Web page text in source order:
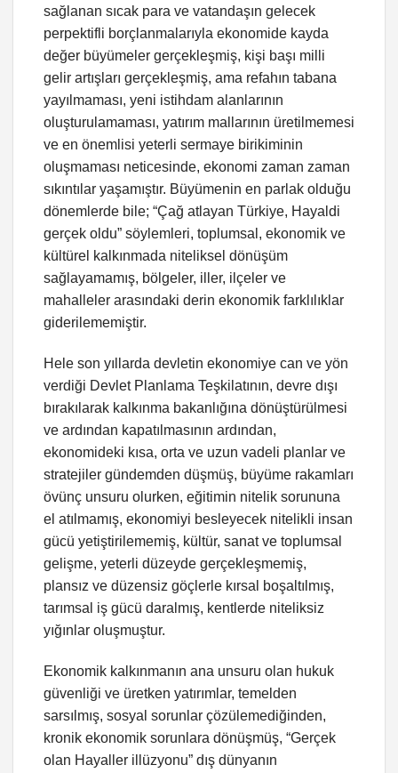
sağlanan sıcak para ve vatandaşın gelecek
perpektifli borçlanmalarıyla ekonomide kayda
değer büyümeler gerçekleşmiş, kişi başı milli
gelir artışları gerçekleşmiş, ama refahın tabana
yayılmaması, yeni istihdam alanlarının
oluşturulamaması, yatırım mallarının üretilmemesi
ve en önemlisi yeterli sermaye birikiminin
oluşmaması neticesinde, ekonomi zaman zaman
sıkıntılar yaşamıştır. Büyümenin en parlak olduğu
dönemlerde bile; “Çağ atlayan Türkiye, Hayaldi
gerçek oldu” söylemleri, toplumsal, ekonomik ve
kültürel kalkınmada niteliksel dönüşüm
sağlayamamış, bölgeler, iller, ilçeler ve
mahalleler arasındaki derin ekonomik farklılıklar
giderilememiştir.
Hele son yıllarda devletin ekonomiye can ve yön
verdiği Devlet Planlama Teşkilatının, devre dışı
bırakılarak kalkınma bakanlığına dönüştürülmesi
ve ardından kapatılmasının ardından,
ekonomideki kısa, orta ve uzun vadeli planlar ve
stratejiler gündemden düşmüş, büyüme rakamları
övünç unsuru olurken, eğitimin nitelik sorununa
el atılmamış, ekonomiyi besleyecek nitelikli insan
gücü yetiştirilememiş, kültür, sanat ve toplumsal
gelişme, yeterli düzeyde gerçekleşmemiş,
plansız ve düzensiz göçlerle kırsal boşaltılmış,
tarımsal iş gücü daralmış, kentlerde niteliksiz
yığınlar oluşmuştur.
Ekonomik kalkınmanın ana unsuru olan hukuk
güvenliği ve üretken yatırımlar, temelden
sarsılmış, sosyal sorunlar çözülemediğinden,
kronik ekonomik sorunlara dönüşmüş, “Gerçek
olan Hayaller illüzyonu” dış dünyanın